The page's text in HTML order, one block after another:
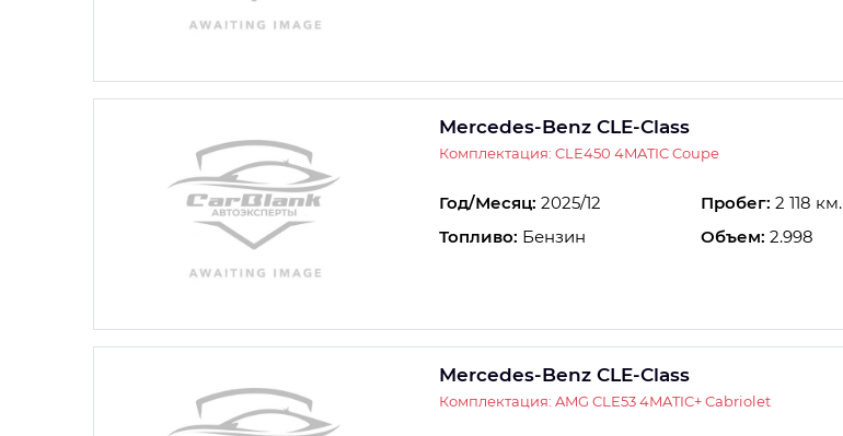
Mercedes-Benz CLE-Class
Комплектация: CLE450 4MATIC Coupe
Год/Месяц: 2025/12 Пробег: 2 118 км.
Топливо: Бензин Объем: 2.998
Mercedes-Benz CLE-Class
Комплектация: AMG CLE53 4MATIC+ Cabriolet